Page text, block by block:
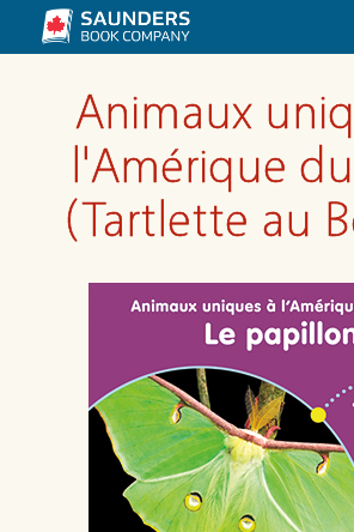
Animaux
l'Amérique
(Tartlette au